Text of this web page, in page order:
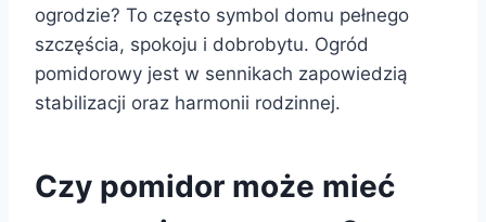
ogrodzie? To często symbol domu pełnego
szczęścia, spokoju i dobrobytu. Ogród
pomidorowy jest w sennikach zapowiedzią
stabilizacji oraz harmonii rodzinnej.
Czy pomidor może mieć